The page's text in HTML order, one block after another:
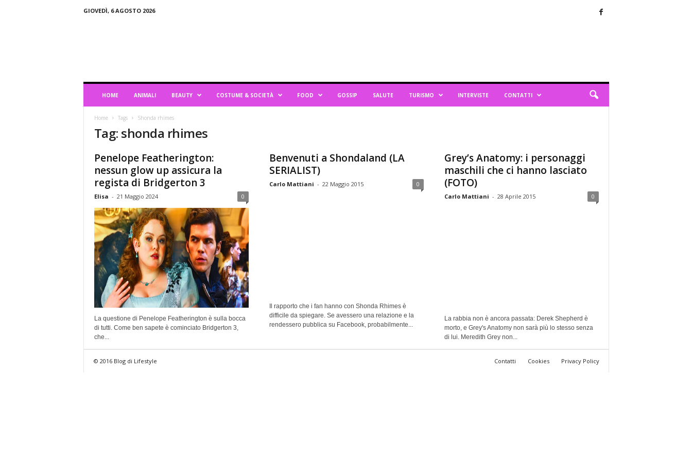
GIOVEDÌ, 6 AGOSTO 2026
HOME ANIMALI BEAUTY COSTUME & SOCIETÀ FOOD GOSSIP SALUTE TURISMO INTERVISTE CONTATTI
Home Tags Shonda rhimes
Tag: shonda rhimes
Penelope Featherington:
nessun glow up assicura la
regista di Bridgerton 3
Elisa - 21 Maggio 2024 0
La questione di Penelope Featherington è sulla bocca
di tutti. Come ben sapete è cominciato Bridgerton 3,
che...
Benvenuti a Shondaland (LA
SERIALIST)
Carlo Mattiani - 22 Maggio 2015 0
Il rapporto che i fan hanno con Shonda Rhimes è
difficile da spiegare. Se avessero una relazione e la
rendessero pubblica su Facebook, probabilmente...
Grey’s Anatomy: i personaggi
maschili che ci hanno lasciato
(FOTO)
Carlo Mattiani - 28 Aprile 2015 0
La rabbia non è ancora passata: Derek Shepherd è
morto, e Grey's Anatomy non sarà più lo stesso senza
di lui. Meredith Grey non...
Contatti Cookies Privacy Policy
© 2016 Blog di Lifestyle